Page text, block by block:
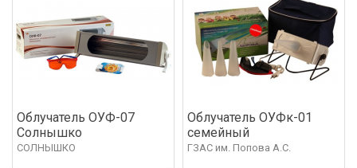
Облучатель ОУФ-07
Солнышко
СОЛНЫШКО
Облучатель ОУФк-01
семейный
ГЗАС им. Попова А.С.